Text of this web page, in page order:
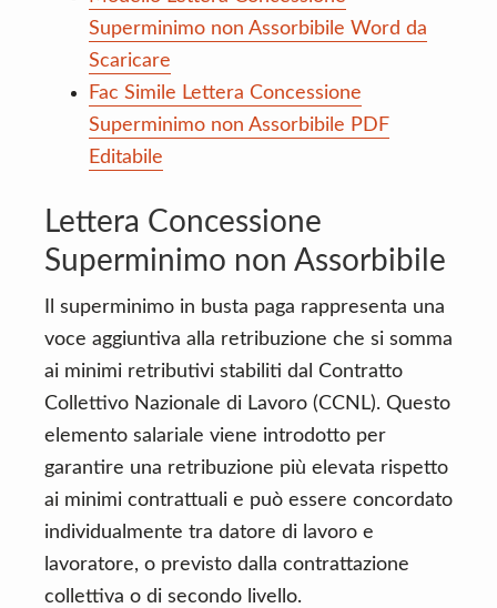
Superminimo non Assorbibile Word da
Scaricare
Fac Simile Lettera Concessione
Superminimo non Assorbibile PDF
Editabile
Lettera Concessione
Superminimo non Assorbibile
Il superminimo in busta paga rappresenta una
voce aggiuntiva alla retribuzione che si somma
ai minimi retributivi stabiliti dal Contratto
Collettivo Nazionale di Lavoro (CCNL). Questo
elemento salariale viene introdotto per
garantire una retribuzione più elevata rispetto
ai minimi contrattuali e può essere concordato
individualmente tra datore di lavoro e
lavoratore, o previsto dalla contrattazione
collettiva o di secondo livello.